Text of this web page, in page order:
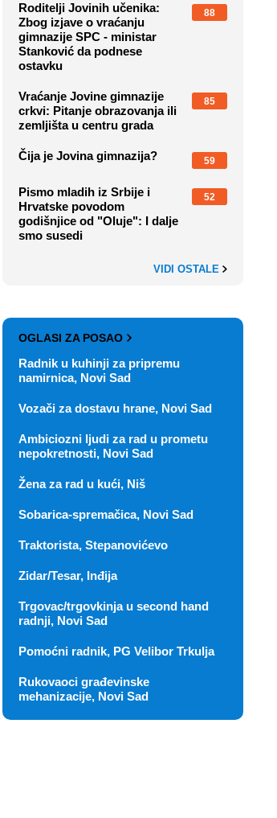
Roditelji Jovinih učenika:
Zbog izjave o vraćanju
gimnazije SPC - ministar
Stanković da podnese
ostavku
88
Vraćanje Jovine gimnazije
crkvi: Pitanje obrazovanja ili
zemljišta u centru grada
85
Čija je Jovina gimnazija? 59
Pismo mladih iz Srbije i
Hrvatske povodom
godišnjice od "Oluje": I dalje
smo susedi
52
VIDI OSTALE
OGLASI ZA POSAO
Radnik u kuhinji za pripremu
namirnica, Novi Sad
Vozači za dostavu hrane, Novi Sad
Ambiciozni ljudi za rad u prometu
nepokretnosti, Novi Sad
Žena za rad u kući, Niš
Sobarica-spremačica, Novi Sad
Traktorista, Stepanovićevo
Zidar/Tesar, Inđija
Trgovac/trgovkinja u second hand
radnji, Novi Sad
Pomoćni radnik, PG Velibor Trkulja
Rukovaoci građevinske
mehanizacije, Novi Sad